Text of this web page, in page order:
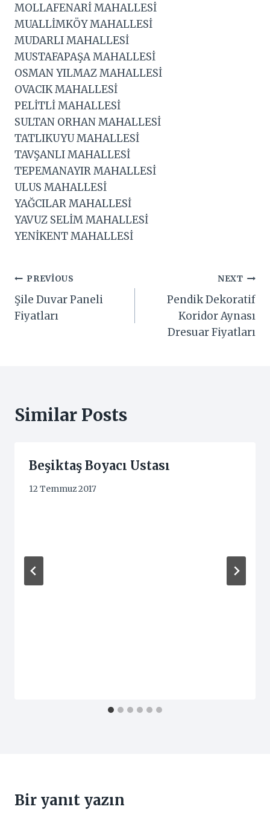
MOLLAFENARİ MAHALLESİ
MUALLİMKÖY MAHALLESİ
MUDARLI MAHALLESİ
MUSTAFAPAŞA MAHALLESİ
OSMAN YILMAZ MAHALLESİ
OVACIK MAHALLESİ
PELİTLİ MAHALLESİ
SULTAN ORHAN MAHALLESİ
TATLIKUYU MAHALLESİ
TAVŞANLI MAHALLESİ
TEPEMANAYIR MAHALLESİ
ULUS MAHALLESİ
YAĞCILAR MAHALLESİ
YAVUZ SELİM MAHALLESİ
YENİKENT MAHALLESİ
Yazı
gezinmesi
PREVIOUS
Şile Duvar Paneli
Fiyatları
NEXT
Pendik Dekoratif
Koridor Aynası
Dresuar Fiyatları
Similar Posts
Beşiktaş Boyacı Ustası
12 Temmuz 2017
Bir yanıt yazın